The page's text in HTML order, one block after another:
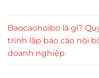
Baocaonoibo là gì?
trình lập báo cáo nội
doanh nghiệp